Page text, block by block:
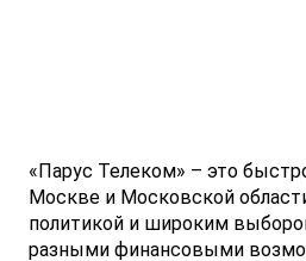
«Парус Телеком» – это
Москве и Московской
политикой и широким
разными финансовыми